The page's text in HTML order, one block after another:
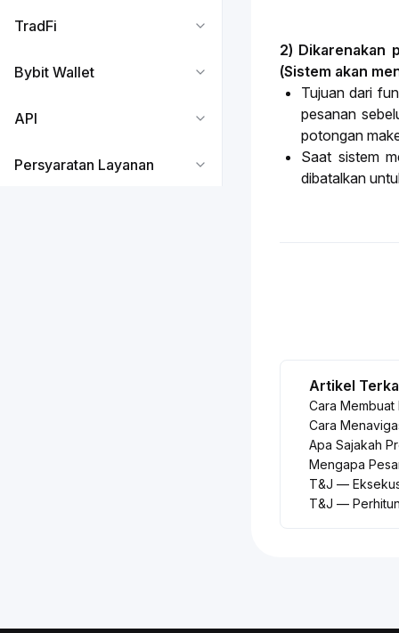
TradFi
Bybit Wallet
API
Persyaratan Layanan
2) Dikarenakan
(Sistem akan
Tujuan dari
pesanan
potongan
Saat sistem
dibatalkan
Artikel
Cara
Cara
Apa Sajakah
Mengapa
T&J —
T&J —